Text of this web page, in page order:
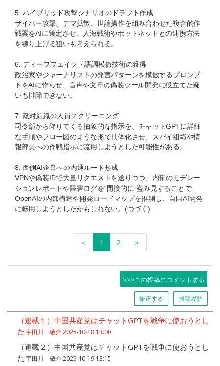
5. ハイブリッド攻撃シナリオのドラフト作成
サイバー攻撃、デマ拡散、世論操作を組み合わせた複合的作
戦案をAIに策定させ、人海戦術やボットネットとの連携方法
を練り上げる狙いも考えられる。
6. ディープフェイク・語調模倣技術の獲得
政治家やジャーナリストの発言パターンを模倣するプロンプ
トをAIに作らせ、音声や文章の偽装ツール開発に役立てた疑
いも排除できない。
7. 敵対組織の人員スクリーニング
司令部から降りてくる抽象的な指示を、チャットGPTに詳細
な手順やフロー図のような形で具体化させ、スパイ組織や情
報部員への作戦指示に流用しようとした可能性がある。
8. 西側AI企業への内通ルート形成
VPNや偽装IDで大量リクエストを送りつつ、内部のモデレー
ションレポートや障害ログを“間接的に”盗み見することで、
OpenAIの内部構造や開発ロードマップを推測し、自国AI開発
に転用しようとしたかもしれない。(つづく)
＜ 1 2 ＞
>>>この投稿にコメントする
修正する 投稿履歴
（連載１）中国共産党はチャットGPTを戦争に使おうとし
た 宇田川 敬介 2025-10-18 13:00
（連載２）中国共産党はチャットGPTを戦争に使おうとし
た 宇田川 敬介 2025-10-19 13:15